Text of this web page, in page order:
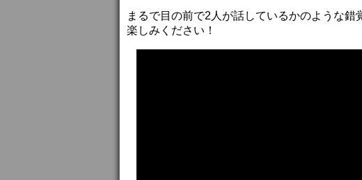
まるで目の前で2人が話しているかのような
楽しみください！